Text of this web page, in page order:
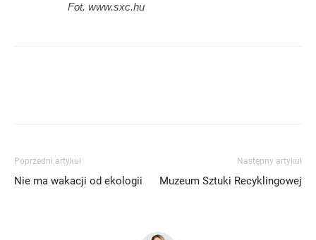
Fot. www.sxc.hu
Poprzedni artykuł
Nie ma wakacji od ekologii
Następny artykuł
Muzeum Sztuki Recyklingowej